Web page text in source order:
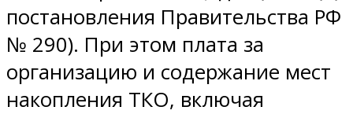
постановления Правительства РФ
№ 290). При этом плата за
организацию и содержание мест
накопления ТКО, включая